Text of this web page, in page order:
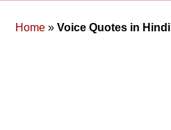
Home »Voice Quotes in Hindi